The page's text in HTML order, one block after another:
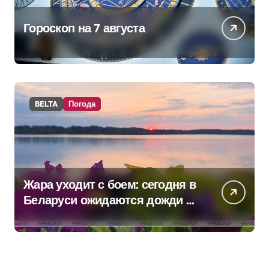
Гороскоп на 7 августа
BELTA Погода
Жара уходит с боем: сегодня в
Беларуси ожидаются дожди и
грозы